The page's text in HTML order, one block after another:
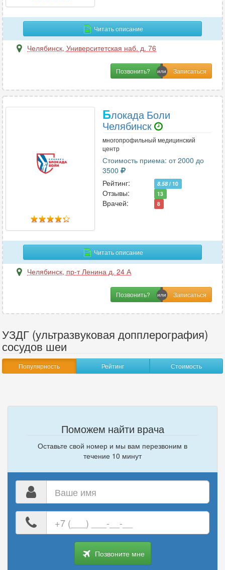
Читать описание
Челябинск, Университетская наб. д. 76
Позвонить?
Блокада Боли
Челябинск
многопрофильный медицинский
центр
Стоимость приема: от 2000 до
3500
Рейтинг:
8.58 / 10
Отзывы: 13
Врачей: 8
Читать описание
Челябинск, пр-т Ленина д. 24 А
Позвонить?
УЗДГ (ультразвуковая допплерография)
сосудов шеи
Популярность Рейтинг Стоимость
Поможем найти врача
Оставьте свой номер и мы вам перезвоним в
течение 10 минут
номер
телефона
Позвоните мне